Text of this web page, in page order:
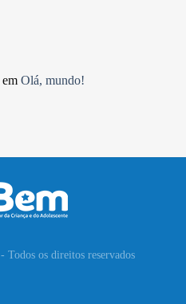
em Olá, mundo!
- Todos os direitos reservados